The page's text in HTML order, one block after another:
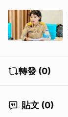
轉發 (0)
貼文 (0)